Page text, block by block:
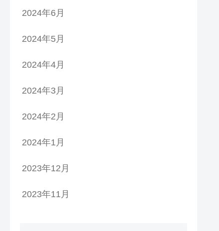
2024年6月
2024年5月
2024年4月
2024年3月
2024年2月
2024年1月
2023年12月
2023年11月